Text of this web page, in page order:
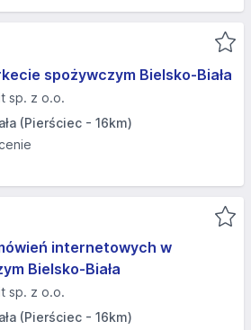
spożywczym Bielsko-Biała
sp. z o.o.
(Pierściec - 16km)
internetowych w
Bielsko-Biała
sp. z o.o.
(Pierściec - 16km)